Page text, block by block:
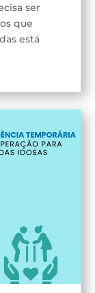
ser
que
está